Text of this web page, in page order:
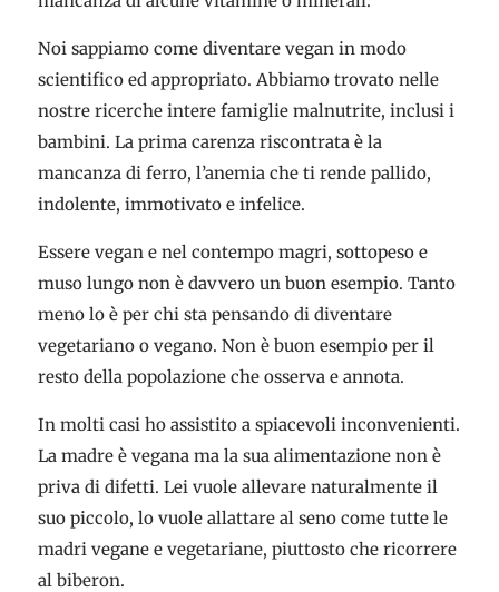
Noi sappiamo come diventare vegan in modo
scientifico ed appropriato. Abbiamo trovato nelle
nostre ricerche intere famiglie malnutrite, inclusi i
bambini. La prima carenza riscontrata è la
mancanza di ferro, l’anemia che ti rende pallido,
indolente, immotivato e infelice.
Essere vegan e nel contempo magri, sottopeso e
muso lungo non è davvero un buon esempio. Tanto
meno lo è per chi sta pensando di diventare
vegetariano o vegano. Non è buon esempio per il
resto della popolazione che osserva e annota.
In molti casi ho assistito a spiacevoli inconvenienti.
La madre è vegana ma la sua alimentazione non è
priva di difetti. Lei vuole allevare naturalmente il
suo piccolo, lo vuole allattare al seno come tutte le
madri vegane e vegetariane, piuttosto che ricorrere
al biberon.